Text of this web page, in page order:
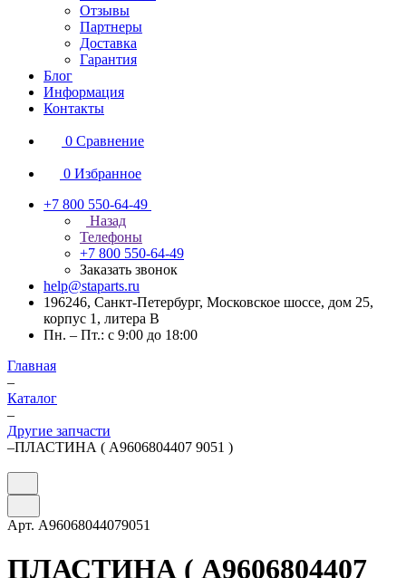
Отзывы
Партнеры
Доставка
Гарантия
Блог
Информация
Контакты
0 Сравнение
0 Избранное
+7 800 550-64-49
Назад
Телефоны
+7 800 550-64-49
Заказать звонок
help@staparts.ru
196246, Санкт-Петербург, Московское шоссе, дом 25,
корпус 1, литера В
Пн. – Пт.: с 9:00 до 18:00
Главная
–
Каталог
–
Другие запчасти
–ПЛАСТИНА ( A9606804407 9051 )
Арт. A96068044079051
ПЛАСТИНА ( A9606804407